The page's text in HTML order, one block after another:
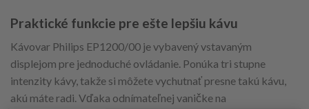
Praktické funkcie pre ešte lepšiu kávu
Kávovar Philips EP1200/00 je vybavený vstavaným
displejom pre jednoduché ovládanie. Ponúka tri stupne
intenzity kávy, takže si môžete vychutnať presne takú kávu,
akú máte radi. Vďaka odnímateľnej vaničke na